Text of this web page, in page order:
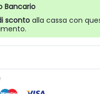
Bancario
sconto alla cassa con